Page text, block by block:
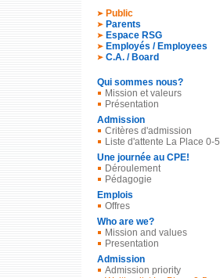
Public
Parents
Espace RSG
Employés / Employees
C.A. / Board
Qui sommes nous?
Mission et valeurs
Présentation
Admission
Critères d'admission
Liste d'attente La Place 0-5
Une journée au CPE!
Déroulement
Pédagogie
Emplois
Offres
Who are we?
Mission and values
Presentation
Admission
Admission priority